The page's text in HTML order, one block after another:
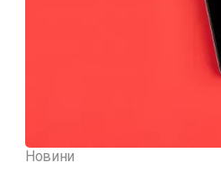
Новини